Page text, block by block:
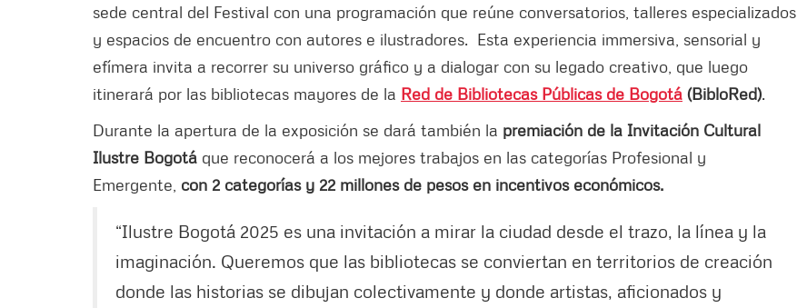
sede central del Festival con una programación que reúne conversatorios, talleres especializados
y espacios de encuentro con autores e ilustradores. Esta experiencia immersiva, sensorial y
efímera invita a recorrer su universo gráfico y a dialogar con su legado creativo, que luego
itinerará por las bibliotecas mayores de la Red de Bibliotecas Públicas de Bogotá (BibloRed).
Durante la apertura de la exposición se dará también la premiación de la Invitación Cultural
Ilustre Bogotá que reconocerá a los mejores trabajos en las categorías Profesional y
Emergente, con 2 categorías y 22 millones de pesos en incentivos económicos.
“Ilustre Bogotá 2025 es una invitación a mirar la ciudad desde el trazo, la línea y la
imaginación. Queremos que las bibliotecas se conviertan en territorios de creación
donde las historias se dibujan colectivamente y donde artistas, aficionados y